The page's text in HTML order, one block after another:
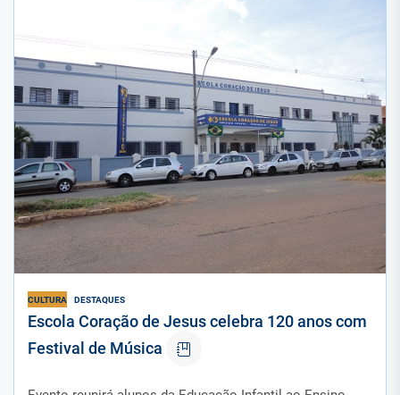
CULTURA DESTAQUES
Escola Coração de Jesus celebra 120 anos com
Festival de Música